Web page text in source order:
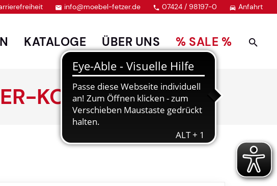
 info@moebel-fetzer.de  07424 / 98197-0  Anfahrt
KATALOGE ÜBER UNS % SALE %
KOMBI